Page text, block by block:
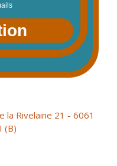
la Rivelaine 21 - 6061
(B)